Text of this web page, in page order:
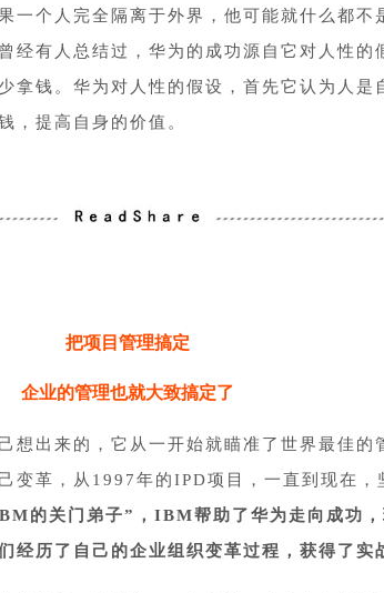
一个人完全隔离于外界，他可能就什么都不
经有人总结过，华为的成功源自它对人性的
拿钱。华为对人性的假设，首先它认为人是
，提高自身的价值。
把项目管理搞定
企业的管理也就大致搞定了
想出来的，它从一开始就瞄准了世界最佳的
变革，从1997年的IPD项目，一直到现在，
的关门弟子”，IBM帮助了华为走向成功
经历了自己的企业组织变革过程，获得了实